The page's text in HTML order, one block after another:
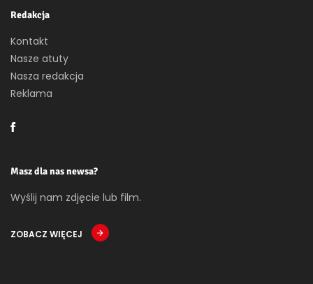
Redakcja
Kontakt
Nasze atuty
Nasza redakcja
Reklama
Masz dla nas newsa?
Wyślij nam zdjęcie lub film.
ZOBACZ WIĘCEJ